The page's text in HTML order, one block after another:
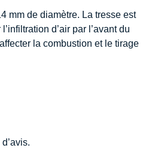
mm de diamètre. La tresse est
d’air par l’avant du
la combustion et le tirage
d’avis.